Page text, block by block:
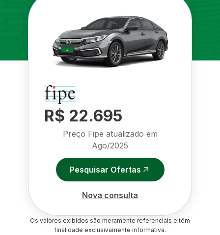
R$ 22.695
Preço Fipe atualizado em
Ago/2025
Pesquisar Ofertas
Nova consulta
Os valores exibidos são meramente referenciais e têm
finalidade exclusivamente informativa.